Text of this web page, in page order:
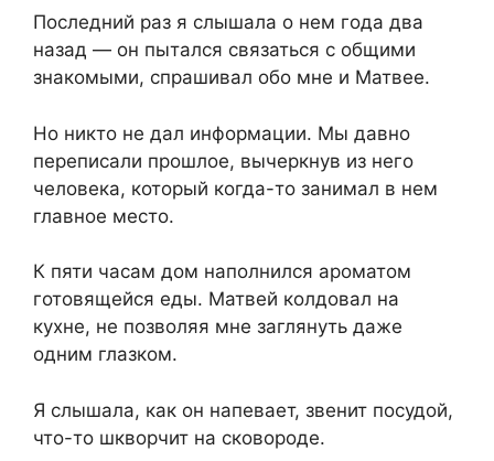
Последний раз я слышала о нем года два
назад — он пытался связаться с общими
знакомыми, спрашивал обо мне и Матвее.
Но никто не дал информации. Мы давно
переписали прошлое, вычеркнув из него
человека, который когда-то занимал в нем
главное место.
К пяти часам дом наполнился ароматом
готовящейся еды. Матвей колдовал на
кухне, не позволяя мне заглянуть даже
одним глазком.
Я слышала, как он напевает, звенит посудой,
что-то шкворчит на сковороде.